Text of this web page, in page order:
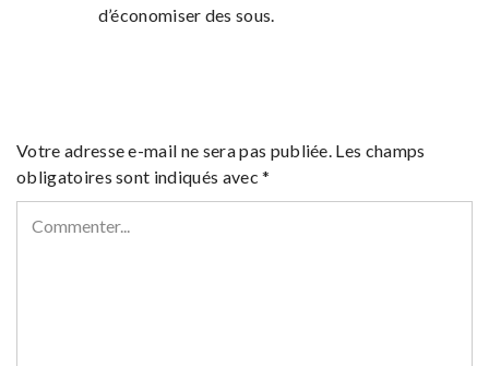
d’économiser des sous.
Votre adresse e-mail ne sera pas publiée. Les champs
obligatoires sont indiqués avec*